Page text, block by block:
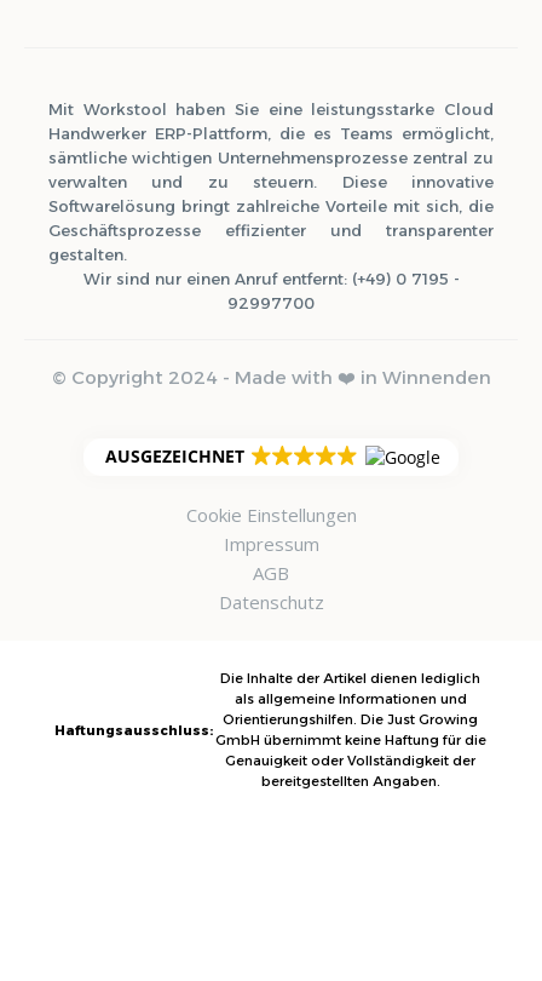
Mit Workstool haben Sie eine leistungsstarke Cloud
Handwerker ERP-Plattform, die es Teams ermöglicht,
sämtliche wichtigen Unternehmensprozesse zentral zu
verwalten und zu steuern. Diese innovative
Softwarelösung bringt zahlreiche Vorteile mit sich, die
Geschäftsprozesse effizienter und transparenter
gestalten.
Wir sind nur einen Anruf entfernt: (+49) 0 7195 -
92997700
© Copyright 2024 - Made with ❤️ in Winnenden
AUSGEZEICHNET
Cookie Einstellungen
Impressum
AGB
Datenschutz
Haftungsausschluss:
Die Inhalte der Artikel dienen lediglich
als allgemeine Informationen und
Orientierungshilfen. Die Just Growing
GmbH übernimmt keine Haftung für die
Genauigkeit oder Vollständigkeit der
bereitgestellten Angaben.